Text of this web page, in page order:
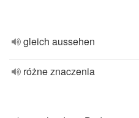
gleich aussehen
różne znaczenia